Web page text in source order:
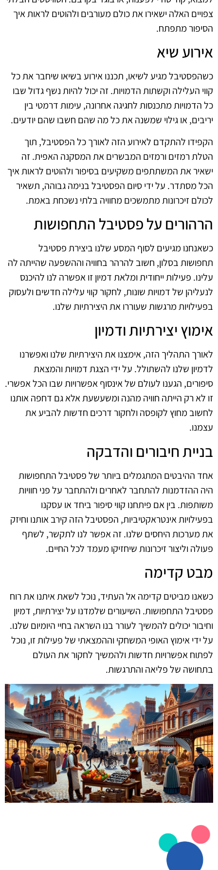
צפויים האלה ישאירו את כולם מעורבים ולהוטים לראות איך
הסיפור מתפתח.
אירוע שיא
כשהפסטיבל מגיע לשיאו, תכננו אירוע בשיאו שיחבר את כל
קווי העלילה וקשתות הדמויות. זה יכול להיות נשף גדול שבו
כל הדמויות מתכנסות לחגיגה אחרונה, עימות דרמטי בין
יריבים, או גילוי שמשנה את כל מה שהם חשבו שהם יודעים.
הקפידו להתקדם לאירוע הזה לאורך כל הפסטיבל, תוך
הטלת רמזים ורמזים המבשרים את המסקנה האפית. זה
ישאיר את המשתתפים משקיעים בסיפור ולהוטים לראות איך
הכל מסתדר. על ידי סיום הפסטיבל בנימה גבוהה, תשאיר
לכולם זיכרונות מתמשכים מחוויה בלתי נשכחת באמת.
הרהורים על פסטיבל התחפושות
כשאנחנו מגיעים לסוף המסע שלנו ביצירת פסטיבל
תחפושות בסלון, חשוב להרהר בחוויה וההשפעה שהייתה לה
עלינו. פעילות ייחודית ומלאת דמיון זו אפשרה לנו להיכנס
לנעליהן של דמויות שונות, לחקור קווי עלילה חדשים ולעסוק
בפעילויות מרגשות שעוררו את היצירתיות שלנו.
אימוץ יצירתיות ודמיון
לאורך התהליך הזה, אימצנו את היצירתיות שלנו ואפשרנו
לדמיון שלנו להשתולל. על ידי הצגת דמויות והמצאת
סיפורים, הגענו לעולם של אינסוף אפשרויות שבו הכל אפשרי.
זו לא רק הייתה חוויה מהנה ומשעשעת אלא גם דחפה אותנו
לחשוב מחוץ לקופסה ולחקור דרכים חדשות להביע את
עצמנו.
בניית חיבורים והדבקה
אחד ההיבטים המתגמלים ביותר של פסטיבל התחפושות
היה ההזדמנות להתחבר לאחרים ולהתחבר על פני חוויות
משותפות. בין אם פיתחנו קווי סיפור ביחד או עסקנו
בפעילויות אינטראקטיביות, הפסטיבל הזה קירב אותנו וחיזק
את מערכות היחסים שלנו. זה אפשר לנו לתקשר, לשתף
פעולה וליצור זיכרונות שיחזיקו מעמד לכל החיים.
מבט קדימה
כשאנו מביטים קדימה אל העתיד, נוכל לשאת איתנו את רוח
פסטיבל התחפושות. השיעורים שלמדנו על יצירתיות, דמיון
וחיבור יכולים להמשיך לעורר בנו השראה בחיי היומיום שלנו.
על ידי אימוץ האופי המשחקי וההמצאתי של פעילות זו, נוכל
לפתוח אפשרויות חדשות ולהמשיך לחקור את העולם
בתחושה של פליאה והתרגשות.